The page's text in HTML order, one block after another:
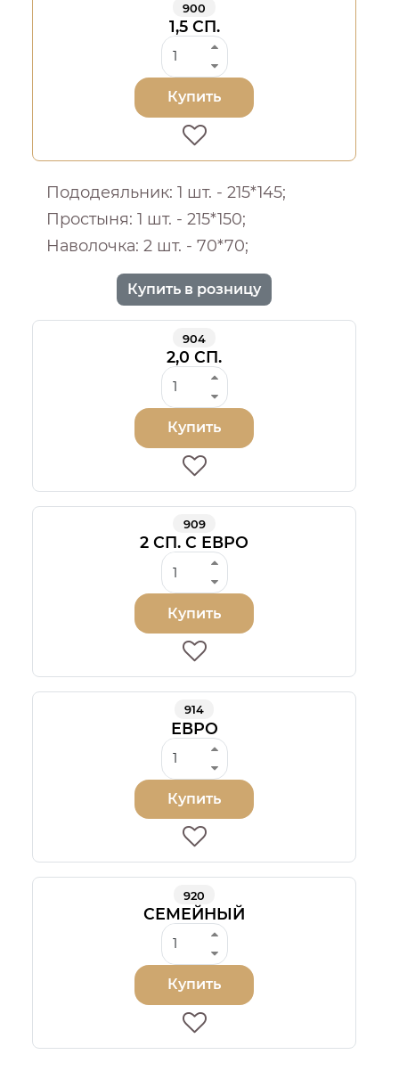
900
1,5 СП.
Купить
Пододеяльник: 1 шт. - 215*145;
Простыня: 1 шт. - 215*150;
Наволочка: 2 шт. - 70*70;
Купить в розницу
904
2,0 СП.
Купить
909
2 СП. С ЕВРО
Купить
914
ЕВРО
Купить
920
СЕМЕЙНЫЙ
Купить